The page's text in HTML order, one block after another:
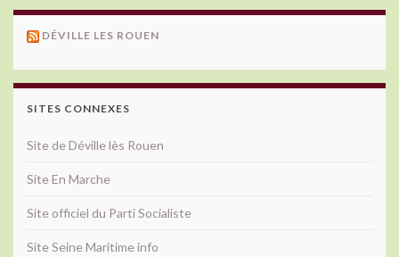
DÉVILLE LES ROUEN
SITES CONNEXES
Site de Déville lès Rouen
Site En Marche
Site officiel du Parti Socialiste
Site Seine Maritime info